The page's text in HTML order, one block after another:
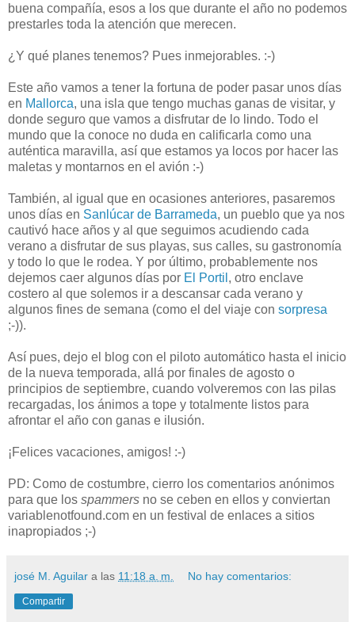
buena compañía, esos a los que durante el año no podemos
prestarles toda la atención que merecen.
¿Y qué planes tenemos? Pues inmejorables. :-)
Este año vamos a tener la fortuna de poder pasar unos días
en Mallorca, una isla que tengo muchas ganas de visitar, y
donde seguro que vamos a disfrutar de lo lindo. Todo el
mundo que la conoce no duda en calificarla como una
auténtica maravilla, así que estamos ya locos por hacer las
maletas y montarnos en el avión :-)
También, al igual que en ocasiones anteriores, pasaremos
unos días en Sanlúcar de Barrameda, un pueblo que ya nos
cautivó hace años y al que seguimos acudiendo cada
verano a disfrutar de sus playas, sus calles, su gastronomía
y todo lo que le rodea. Y por último, probablemente nos
dejemos caer algunos días por El Portil , otro enclave
costero al que solemos ir a descansar cada verano y
algunos fines de semana (como el del viaje con sorpresa
;-)).
Así pues, dejo el blog con el piloto automático hasta el inicio
de la nueva temporada, allá por finales de agosto o
principios de septiembre, cuando volveremos con las pilas
recargadas, los ánimos a tope y totalmente listos para
afrontar el año con ganas e ilusión.
¡Felices vacaciones, amigos! :-)
PD: Como de costumbre, cierro los comentarios anónimos
para que los spammers no se ceben en ellos y conviertan
variablenotfound.com en un festival de enlaces a sitios
inapropiados ;-)
josé M. Aguilar a las 11:18 a. m. No hay comentarios:
Compartir